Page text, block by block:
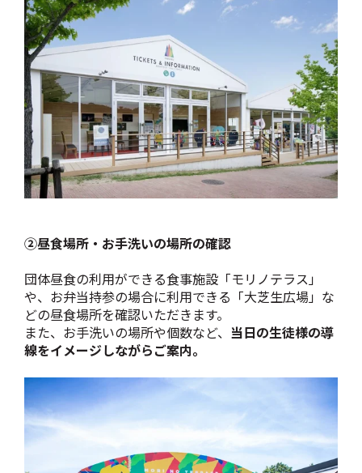
②昼食場所・お手洗いの場所の確認
団体昼食の利用ができる食事施設「モリノテラス」
や、お弁当持参の場合に利用できる「大芝生広場」な
どの昼食場所を確認いただきます。
また、お手洗いの場所や個数など、 当日の生徒様の導
線をイメージしながらご案内。